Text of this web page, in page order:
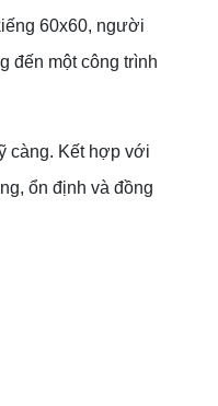
60x60, người
đến một công trình
càng. Kết hợp với
ổn định và đồng